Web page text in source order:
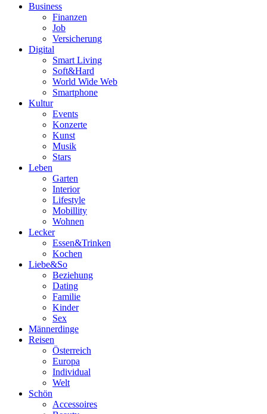
Business
Finanzen
Job
Versicherung
Digital
Smart Living
Soft&Hard
World Wide Web
Smartphone
Kultur
Events
Konzerte
Kunst
Musik
Stars
Leben
Garten
Interior
Lifestyle
Mobillity
Wohnen
Lecker
Essen&Trinken
Kochen
Liebe&So
Beziehung
Dating
Familie
Kinder
Sex
Männerdinge
Reisen
Österreich
Europa
Individual
Welt
Schön
Accessoires